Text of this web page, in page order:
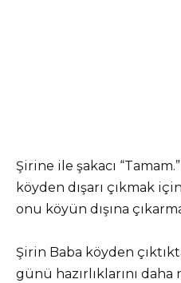
Şirine ile şakacı
köyden dışarı çıkmak
onu köyün dışına
Şirin Baba köyden
günü hazırlıklarını daha